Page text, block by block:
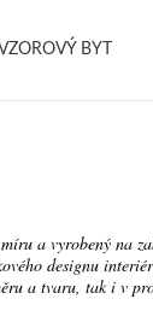
VZOROVÝ BYT
a vyrobený na
designu
a tvaru, tak i v